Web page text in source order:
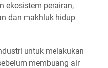
ekosistem perairan,
dan makhluk hidup
untuk melakukan
membuang air